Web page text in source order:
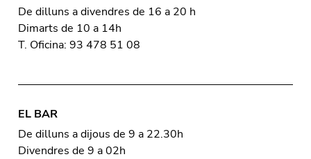
De dilluns a divendres de 16 a 20 h
Dimarts de 10 a 14h
T. Oficina: 93 478 51 08
EL BAR
De dilluns a dijous de 9 a 22.30h
Divendres de 9 a 02h